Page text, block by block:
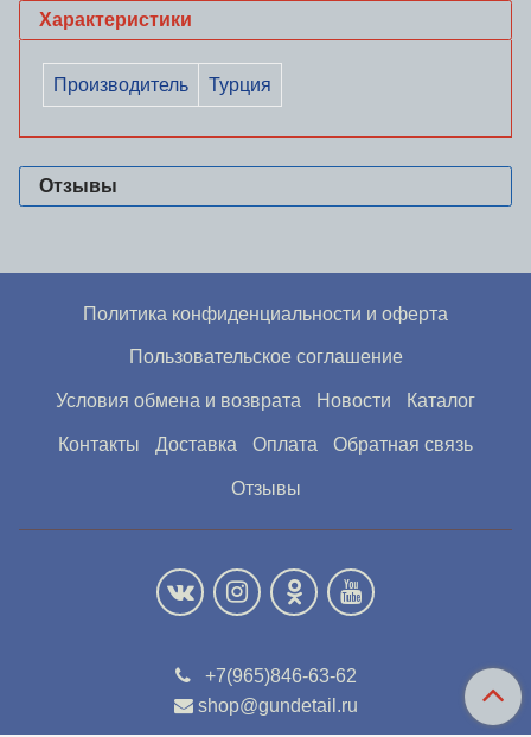
Характеристики
Производитель Турция
Отзывы
Политика конфиденциальности и оферта
Пользовательское соглашение
Условия обмена и возврата Новости Каталог
Контакты Доставка Оплата Обратная связь
Отзывы
+7(965)846-63-62
shop@gundetail.ru